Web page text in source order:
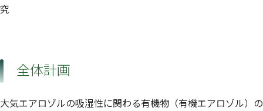
究
全体計画
大気エアロゾルの吸湿性に関わる有機物（有機エアロゾル）の